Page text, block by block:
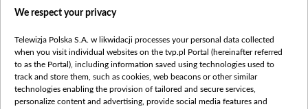
Правілы выкарыстання матэрыялаў
Бяспека
Youtube
Белсат news
Белсат Shorts
We respect your privacy
Telewizja Polska S.A. w likwidacji processes your personal data collected
when you visit individual websites on the tvp.pl Portal (hereinafter referred
to as the Portal), including information saved using technologies used to
track and store them, such as cookies, web beacons or other similar
technologies enabling the provision of tailored and secure services,
personalize content and advertising, provide social media features and